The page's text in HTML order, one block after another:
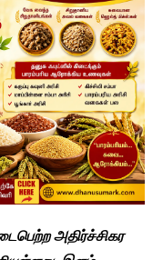
அதிர்ச்சிகர